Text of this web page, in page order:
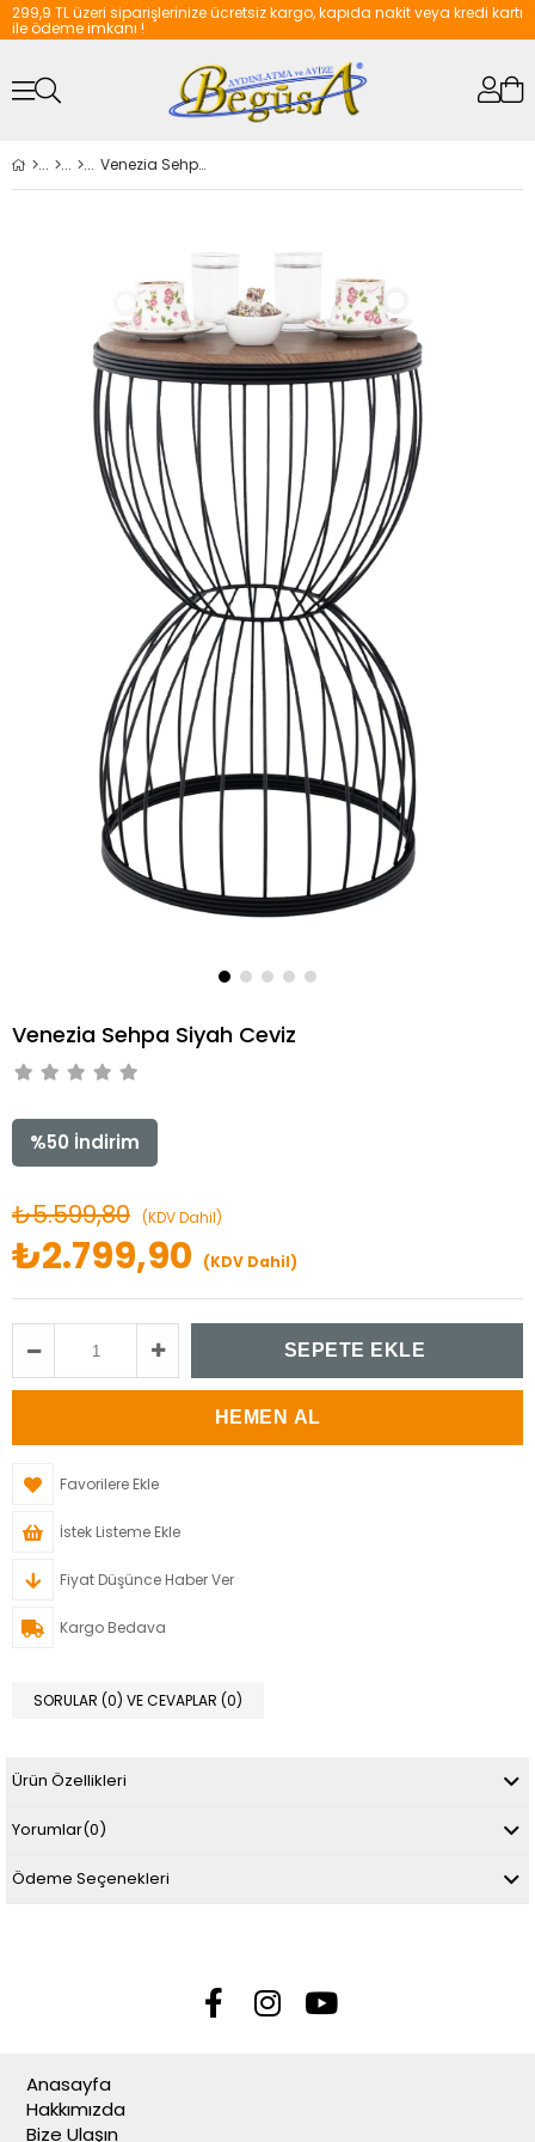
299,9 TL üzeri siparişlerinize ücretsiz kargo, kapıda nakit veya kredi kartı
ile ödeme imkanı !
Venezia Sehpa Siyah Ceviz
Venezia Sehpa Siyah Ceviz
%50 İndirim
₺5.599,80 (KDV Dahil)
₺2.799,90 (KDV Dahil)
Favorilere Ekle
İstek Listeme Ekle
Fiyat Düşünce Haber Ver
Kargo Bedava
SORULAR (0) VE CEVAPLAR (0)
Ürün Özellikleri
Yorumlar(0)
Ödeme Seçenekleri
Anasayfa
Hakkımızda
Bize Ulaşın